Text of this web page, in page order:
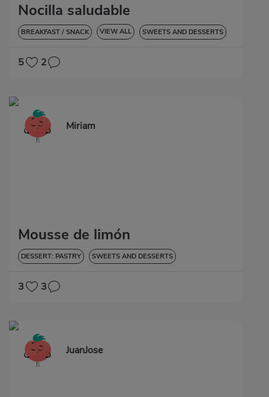
Nocilla saludable
BREAKFAST / SNACK VIEW ALL
SWEETS AND DESSERTS
5 2
Miriam
Mousse de limón
DESSERT: PASTRY SWEETS AND DESSERTS
3 3
JuanJose